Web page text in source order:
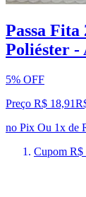
Passa Fita
Poliéster -
5% OFF
Preço R$ 18,91
no Pix Ou 1x de
Cupom R$